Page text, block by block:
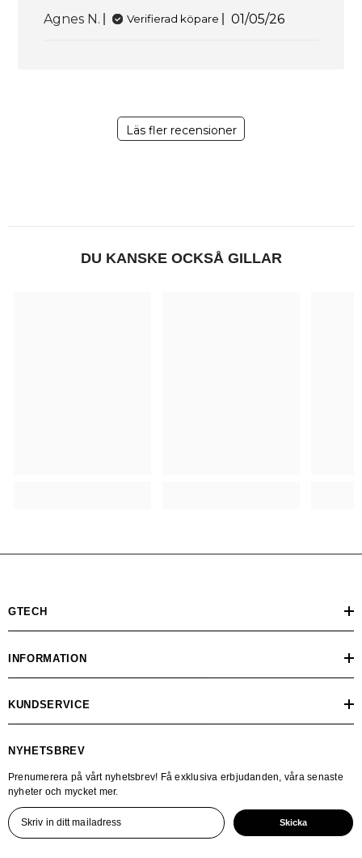
Agnes N.
Verifierad köpare 01/05/26
Läs fler recensioner
DU KANSKE OCKSÅ GILLAR
GTECH
INFORMATION
KUNDSERVICE
NYHETSBREV
Prenumerera på vårt nyhetsbrev! Få exklusiva erbjudanden, våra senaste
nyheter och mycket mer.
Skicka